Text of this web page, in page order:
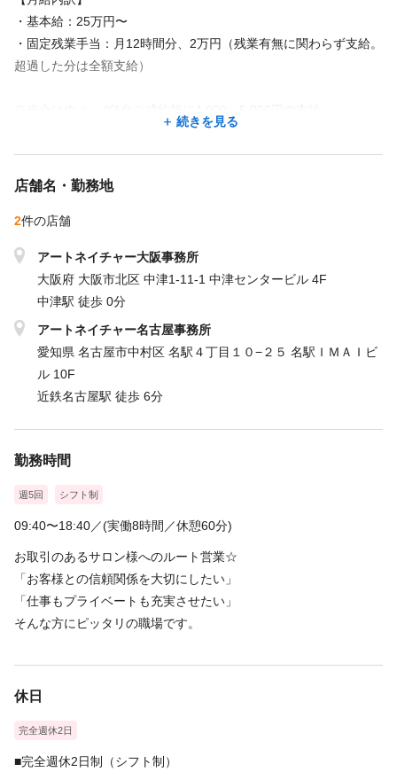
・基本給：25万円〜
・固定残業手当：月12時間分、2万円（残業有無に関わらず支給。
超過した分は全額支給）
続きを見る
店舗名・勤務地
2件の店舗
アートネイチャー大阪事務所
大阪府 大阪市北区 中津1-11-1 中津センタービル 4F
中津駅 徒歩 0分
アートネイチャー名古屋事務所
愛知県 名古屋市中村区 名駅４丁目１０−２５ 名駅ＩＭＡＩビ
ル 10F
近鉄名古屋駅 徒歩 6分
勤務時間
週5回 シフト制
09:40〜18:40／(実働8時間／休憩60分)
お取引のあるサロン様へのルート営業☆
「お客様との信頼関係を大切にしたい」
「仕事もプライベートも充実させたい」
そんな方にピッタリの職場です。
休日
完全週休2日
■完全週休2日制（シフト制）